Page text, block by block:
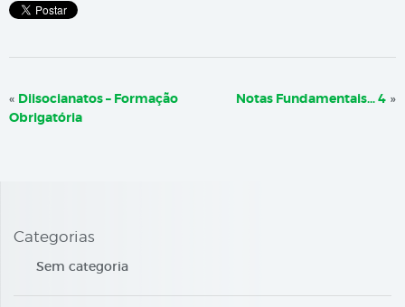
« Diisocianatos – Formação
Obrigatória
Notas Fundamentais… 4 »
Categorias
Sem categoria